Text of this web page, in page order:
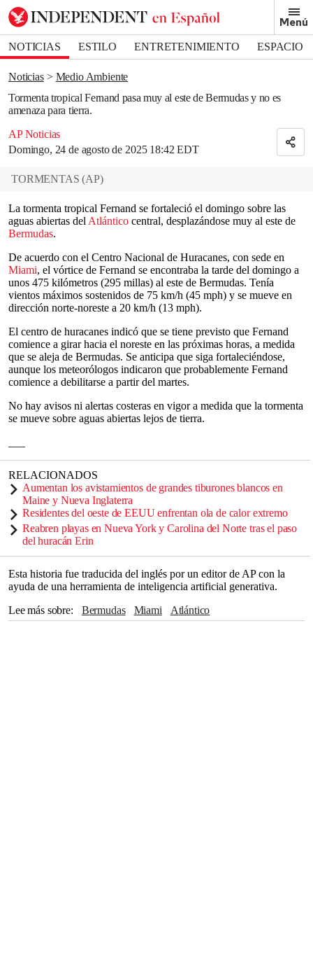
Menú
NOTICIAS ESTILO ENTRETENIMIENTO
ESPACIO
DEPORTES
Noticias
Medio Ambiente
Tormenta tropical Fernand pasa muy al este de Bermudas y no es
amenaza para tierra.
AP Noticias
Domingo, 24 de agosto de 2025 18:42 EDT
Bookmark popover
Removed from bookmarks
Close popover
TORMENTAS (AP)
La tormenta tropical Fernand se fortaleció el domingo sobre las
aguas abiertas del Atlántico central, desplazándose muy al este de
Bermudas.
De acuerdo con el Centro Nacional de Huracanes, con sede en
Miami, el vórtice de Fernand se encontraba la tarde del domingo a
unos 475 kilómetros (295 millas) al este de Bermudas. Tenía
vientos máximos sostenidos de 75 km/h (45 mph) y se mueve en
dirección norte-noreste a 20 km/h (13 mph).
El centro de huracanes indicó que se tiene previsto que Fernand
comience a girar hacia el noreste en las próximas horas, a medida
que se aleja de Bermudas. Se anticipa que siga fortaleciéndose,
aunque los meteorólogos indicaron que probablemente Fernand
comience a debilitarse a partir del martes.
No hay avisos ni alertas costeras en vigor a medida que la tormenta
se mueve sobre aguas abiertas lejos de tierra.
RELACIONADOS
Aumentan los avistamientos de grandes tiburones blancos en
Maine y Nueva Inglaterra
Residentes del oeste de EEUU enfrentan ola de calor extremo
Reabren playas en Nueva York y Carolina del Norte tras el paso
del huracán Erin
Esta historia fue traducida del inglés por un editor de AP con la
ayuda de una herramienta de inteligencia artificial generativa.
Lee más sobre
Bermudas Miami Atlántico